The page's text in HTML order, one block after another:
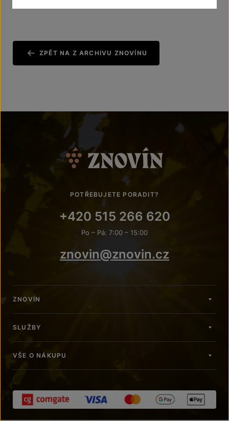
ZPĚT NA Z ARCHIVU ZNOVÍNU
POTŘEBUJETE PORADIT?
+420 515 266 620
Po – Pá: 7:00 – 15:00
znovin@znovin.cz
ZNOVÍN
SLUŽBY
VŠE O NÁKUPU